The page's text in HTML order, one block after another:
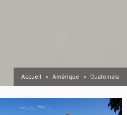
Accueil Amérique Guatemala